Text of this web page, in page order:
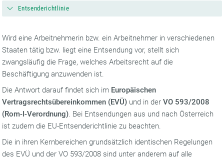
Entsenderichtlinie
Wird eine Arbeitnehmerin bzw. ein Arbeitnehmer in verschiedenen
Staaten tätig bzw. liegt eine Entsendung vor, stellt sich
zwangsläufig die Frage, welches Arbeitsrecht auf die
Beschäftigung anzuwenden ist.
Die Antwort darauf findet sich im Europäischen
Vertragsrechtsübereinkommen (EVÜ) und in derVO 593/2008
(Rom-I-Verordnung). Bei Entsendungen aus und nach Österreich
ist zudem die EU-Entsenderichtlinie zu beachten.
Die in ihren Kernbereichen grundsätzlich identischen Regelungen
des EVÜ und der VO 593/2008 sind unter anderem auf alle